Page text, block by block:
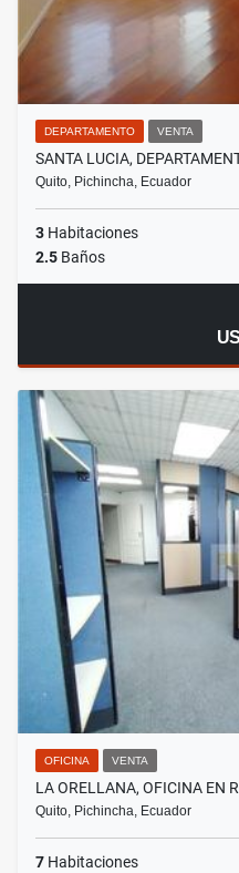
DEPARTAMENTO VENTA
SANTA LUCIA,
Quito, Pichincha, Ecuador
3 Habitaciones
2.5 Baños
OFICINA VENTA
LA ORELLANA, OFICINA EN
Quito, Pichincha, Ecuador
7 Habitaciones